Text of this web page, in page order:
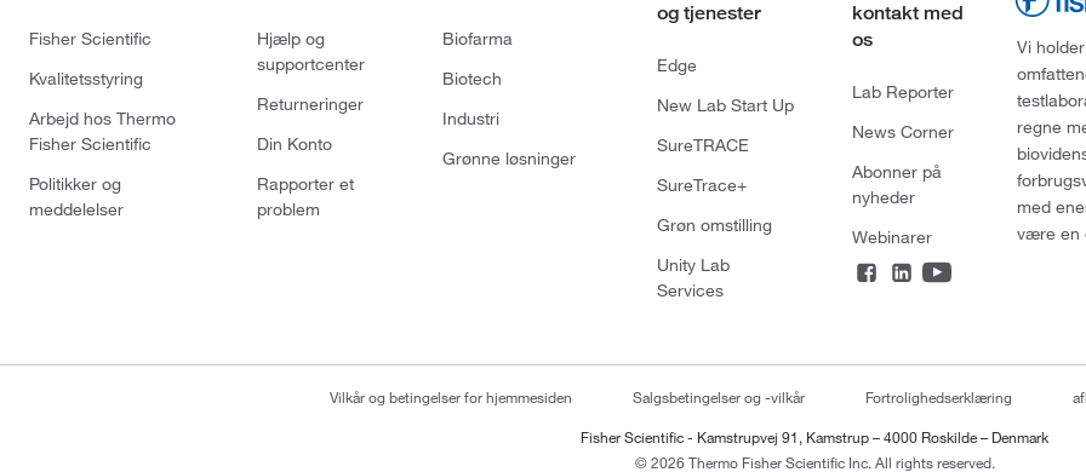
Fisher Scientific
Kvalitetsstyring
Arbejd hos Thermo
Fisher Scientific
Politikker og
meddelelser
Hjælp og
supportcenter
Returneringer
Din Konto
Rapporter et
problem
Biofarma
Biotech
Industri
Grønne løsninger
og tjenester
Edge
New Lab Start Up
SureTRACE
SureTrace+
Grøn omstilling
Unity Lab
Services
kontakt med
os
Lab Reporter
News Corner
Abonner på
nyheder
Webinarer
Vi
regne
med
være en
Vilkår og betingelser for hjemmesiden Salgsbetingelser og -vilkår Fortrolighedserklæring
Fisher Scientific - Kamstrupvej 91, Kamstrup – 4000 Roskilde – Denmark
© 2026 Thermo Fisher Scientific Inc. All rights reserved.